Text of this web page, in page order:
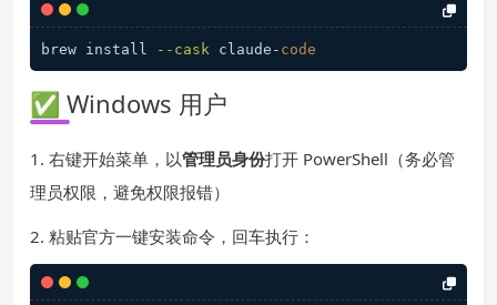
brew install --cask claude- code
✅ Windows 用户
1. 右键开始菜单，以管理员身份打开 PowerShell（务必管
理员权限，避免权限报错）
2. 粘贴官方一键安装命令，回车执行：